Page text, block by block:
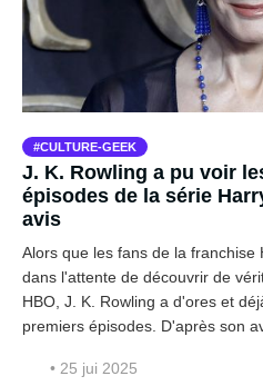
CULTURE-GEEK
J. K. Rowling a pu voir
épisodes de la série
avis
Alors que les fans de la
dans l'attente de découvrir de
HBO, J. K. Rowling a d'ores et
premiers épisodes. D'après son
• 25 jui 2025